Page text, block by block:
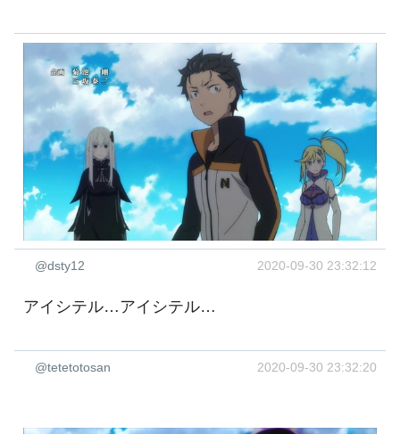
@dsty12 2020-09-30 23:32:12
アイシテル…アイシテル…
@tetetotosan 2020-09-30 23:32:20